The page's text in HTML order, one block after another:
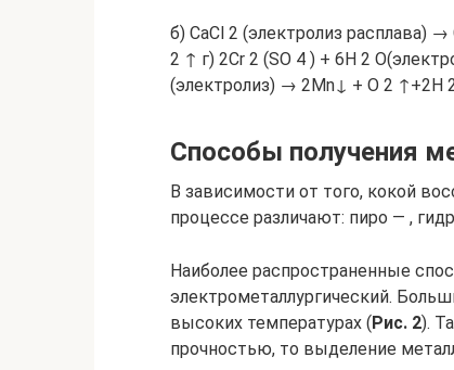
б) CaCl 2 (электролиз расплава)
2 ↑ г) 2Cr 2 (SO 4 ) + 6H 2
(электролиз) → 2Mn↓ + O 2 ↑+2H
Способы получения
В зависимости от того, кокой
процессе различают: пиро — ,
Наиболее распространенные
электрометаллургический.
высоких температурах (Рис. 2).
прочностью, то выделение